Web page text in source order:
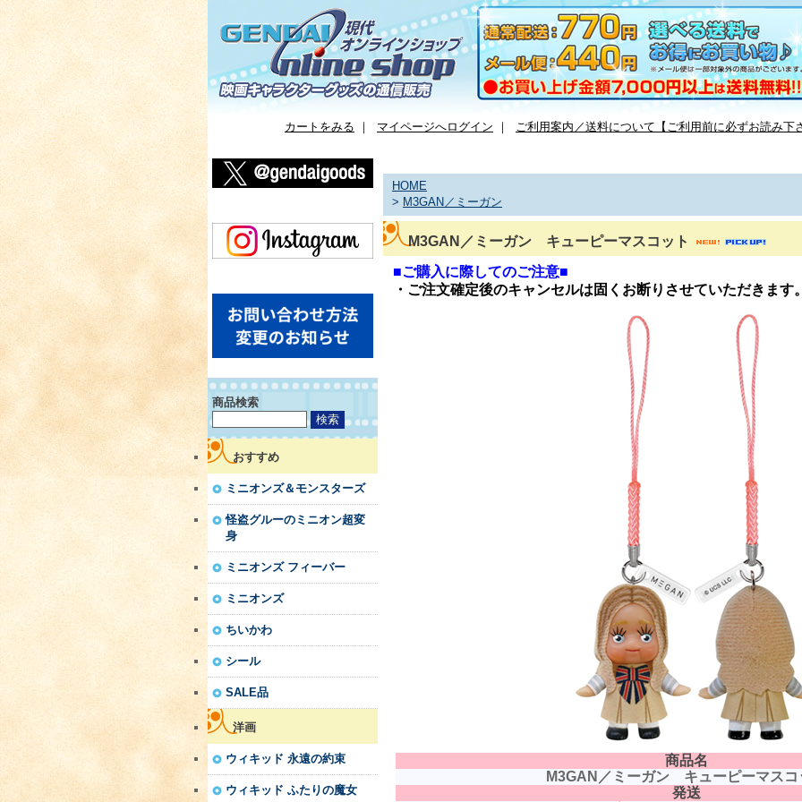
カートをみる ｜ マイページへログイン ｜ ご利用案内／送料について【ご利用前に必ずお読み下
商品検索
おすすめ
ミニオンズ＆モンスターズ
怪盗グルーのミニオン超変
身
ミニオンズ フィーバー
ミニオンズ
ちいかわ
シール
SALE品
洋画
ウィキッド 永遠の約束
ウィキッド ふたりの魔女
HOME
> M3GAN／ミーガン
M3GAN／ミーガン キューピーマスコット
■ご購入に際してのご注意■
・ご注文確定後のキャンセルは固くお断りさせていただきます
商品名
M3GAN／ミーガン キューピーマスコ
発送